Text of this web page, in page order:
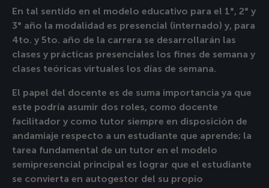
En tal sentido en el modelo educativo para el 1°, 2° y
3° año la modalidad es presencial (internado) y, para
4to. y 5to. año de la carrera se desarrollarán las
clases y prácticas presenciales los fines de semana y
clases teóricas virtuales los días de semana.
El papel del docente es de suma importancia ya que
este podría asumir dos roles, como docente
facilitador y como tutor siempre en disposición de
andamiaje respecto a un estudiante que aprende; la
tarea fundamental de un tutor en el modelo
semipresencial principal es lograr que el estudiante
se convierta en autogestor del su propio